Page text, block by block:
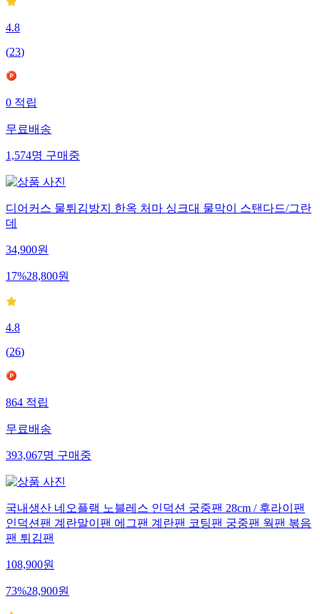
4.8
(23)
0적립
무료배송
1,574명구매중
디어커스 물튀김방지 한옥 처마 싱크대 물막이 스탠다드/그란
데
34,900원
17%28,800원
4.8
(26)
864적립
무료배송
393,067명구매중
국내생산 네오플램 노블레스 인덕션 궁중팬 28cm / 후라이팬
인덕션팬 계란말이팬 에그팬 계란팬 코팅팬 궁중팬 웍팬 볶음
팬 튀김팬
108,900원
73%28,900원